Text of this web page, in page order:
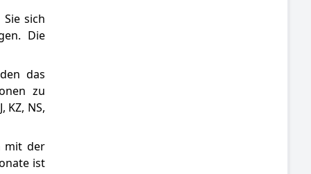
sich
Die
das
zu
NS,
mit der
ist